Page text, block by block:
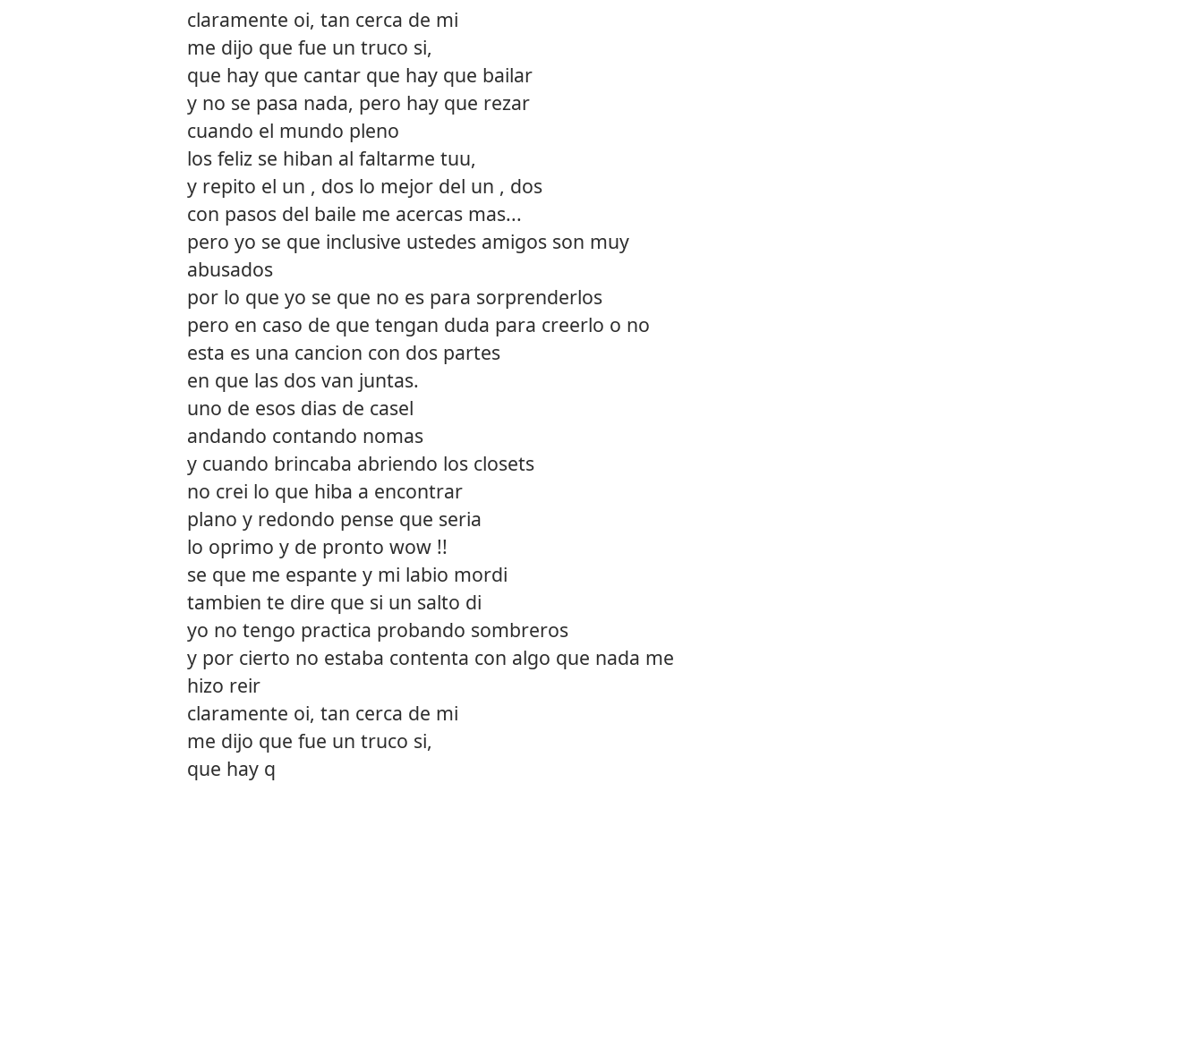
claramente oi, tan cerca de mi
me dijo que fue un truco si,
que hay que cantar que hay que bailar
y no se pasa nada, pero hay que rezar
cuando el mundo pleno
los feliz se hiban al faltarme tuu,
y repito el un , dos lo mejor del un , dos
con pasos del baile me acercas mas...
pero yo se que inclusive ustedes amigos son muy
abusados
por lo que yo se que no es para sorprenderlos
pero en caso de que tengan duda para creerlo o no
esta es una cancion con dos partes
en que las dos van juntas.
uno de esos dias de casel
andando contando nomas
y cuando brincaba abriendo los closets
no crei lo que hiba a encontrar
plano y redondo pense que seria
lo oprimo y de pronto wow !!
se que me espante y mi labio mordi
tambien te dire que si un salto di
yo no tengo practica probando sombreros
y por cierto no estaba contenta con algo que nada me
hizo reir
claramente oi, tan cerca de mi
me dijo que fue un truco si,
que hay q